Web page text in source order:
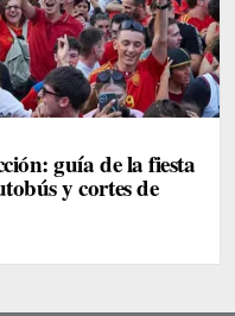
guía de la fiesta
y cortes de